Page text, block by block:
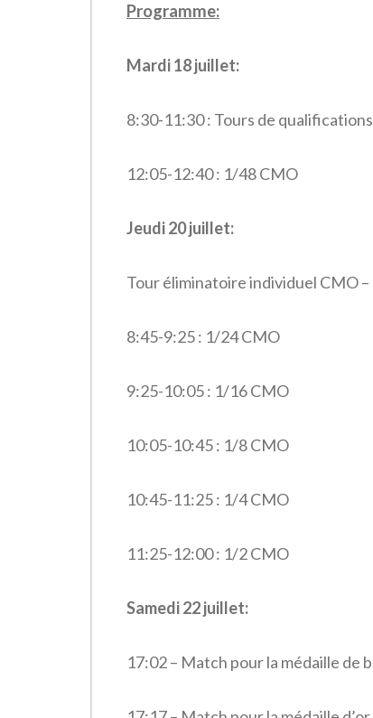
Programme:
Mardi 18 juillet:
8:30-11:30 : Tours de
12:05-12:40 : 1/48 CMO
Jeudi 20 juillet:
Tour éliminatoire individuel CMO
8:45-9:25 : 1/24 CMO
9:25-10:05 : 1/16 CMO
10:05-10:45 : 1/8 CMO
10:45-11:25 : 1/4 CMO
11:25-12:00 : 1/2 CMO
Samedi 22 juillet:
17:02 – Match pour la médaille de